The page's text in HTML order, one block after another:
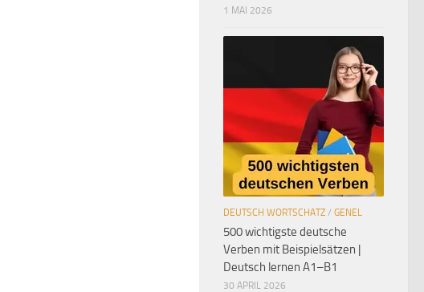
1 MAI 2026
DEUTSCH WORTSCHATZ / GENEL
500 wichtigste deutsche
Verben mit Beispielsätzen |
Deutsch lernen A1–B1
30 APRIL 2026